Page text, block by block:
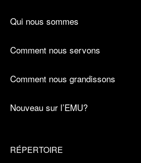
Qui nous sommes
Comment nous servons
Comment nous grandissons
Nouveau sur l’EMU?
RÉPERTOIRE